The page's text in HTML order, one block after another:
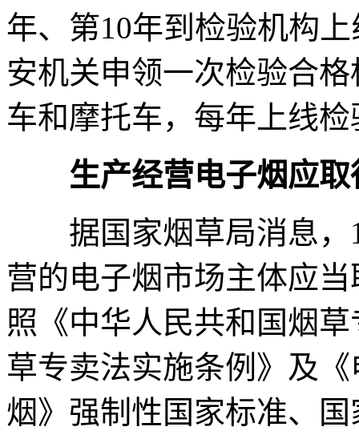
年、第10年到检验机构
安机关申领一次检验合
车和摩托车，每年上线检
生产经营电子烟应
据国家烟草局消息，
营的电子烟市场主体应
照《中华人民共和国烟
草专卖法实施条例》及
烟》强制性国家标准、